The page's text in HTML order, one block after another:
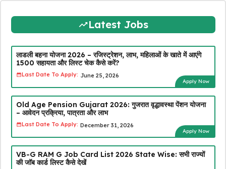
Latest Jobs
लाडली बहना योजना 2026 – रजिस्ट्रेशन, लाभ, महिलाओं के खाते में आएंगे
₹1500 सहायता और लिस्ट चेक कैसे करें?
Last Date To Apply: June 25, 2026
Apply Now
Old Age Pension Gujarat 2026: गुजरात वृद्धावस्था पेंशन योजना
– आवेदन प्रक्रिया, पात्रता और लाभ
Last Date To Apply: December 31, 2026
Apply Now
VB-G RAM G Job Card List 2026 State Wise: सभी राज्यों
की जॉब कार्ड लिस्ट कैसे देखें